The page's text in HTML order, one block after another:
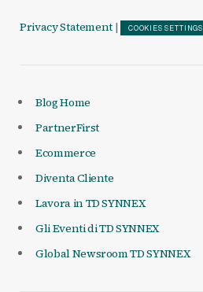
Privacy Statement | COOKIES SETTINGS
Blog Home
PartnerFirst
Ecommerce
Diventa Cliente
Lavora in TD SYNNEX
Gli Eventi di TD SYNNEX
Global Newsroom TD SYNNEX